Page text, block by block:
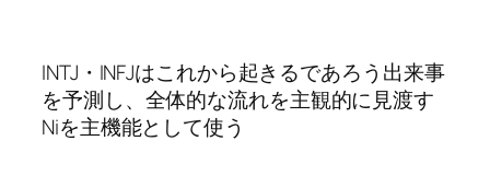
INTJ・INFJはこれから起きるであろう出来事
を予測し、全体的な流れを主観的に見渡す
Niを主機能として使う